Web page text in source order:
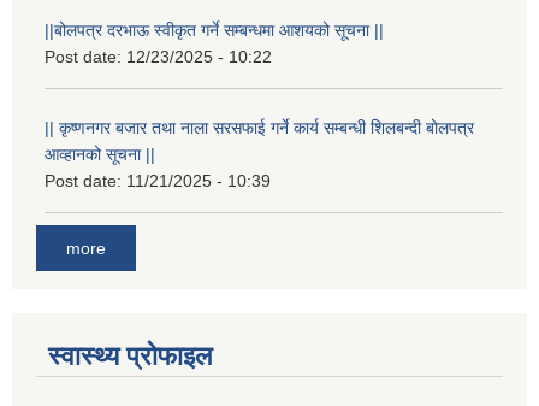
||बोलपत्र दरभाऊ स्वीकृत गर्ने सम्बन्धमा आशयको सूचना ||
Post date: 12/23/2025 - 10:22
|| कृष्णनगर बजार तथा नाला सरसफाई गर्ने कार्य सम्बन्धी शिलबन्दी बोलपत्र
आव्हानको सूचना ||
Post date: 11/21/2025 - 10:39
more
स्वास्थ्य प्रोफाइल